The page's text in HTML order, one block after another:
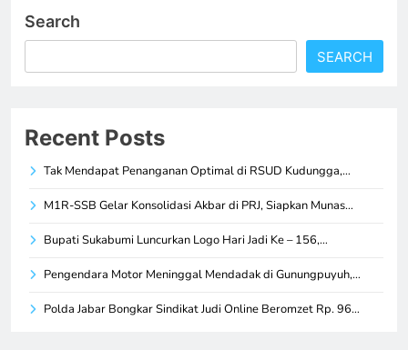
Search
SEARCH
Recent Posts
Tak Mendapat Penanganan Optimal di RSUD Kudungga,…
M1R-SSB Gelar Konsolidasi Akbar di PRJ, Siapkan Munas…
Bupati Sukabumi Luncurkan Logo Hari Jadi Ke – 156,…
Pengendara Motor Meninggal Mendadak di Gunungpuyuh,…
Polda Jabar Bongkar Sindikat Judi Online Beromzet Rp. 96…